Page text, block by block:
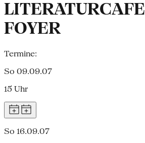
FOYER
Termine:
So 09.09.07
15 Uhr
So 16.09.07